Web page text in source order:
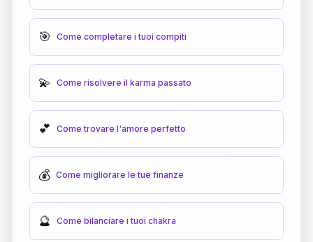
🎯 Come completare i tuoi compiti
💫 Come risolvere il karma passato
💕 Come trovare l'amore perfetto
💰 Come migliorare le tue finanze
🔮 Come bilanciare i tuoi chakra